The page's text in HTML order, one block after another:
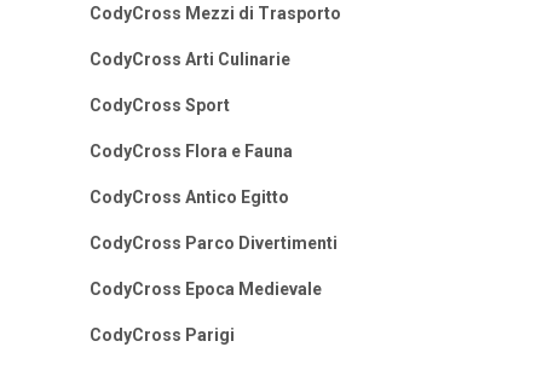
CodyCross Mezzi di Trasporto
CodyCross Arti Culinarie
CodyCross Sport
CodyCross Flora e Fauna
CodyCross Antico Egitto
CodyCross Parco Divertimenti
CodyCross Epoca Medievale
CodyCross Parigi